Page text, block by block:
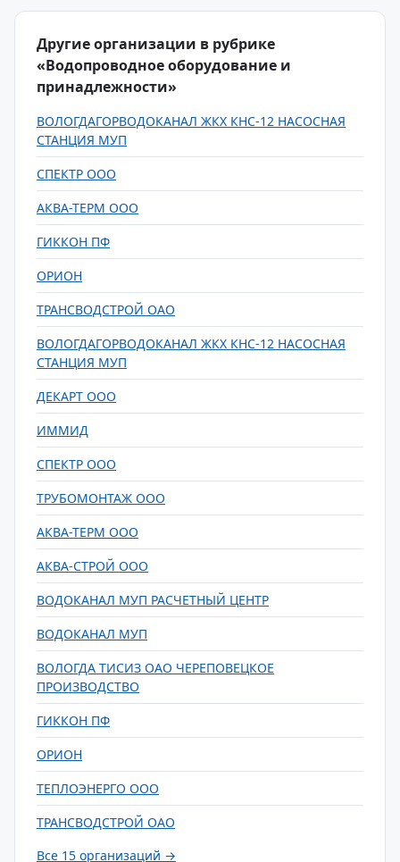
Другие организации в рубрике
«Водопроводное оборудование и
принадлежности»
ВОЛОГДАГОРВОДОКАНАЛ ЖКХ КНС-12 НАСОСНАЯ
СТАНЦИЯ МУП
СПЕКТР ООО
АКВА-ТЕРМ ООО
ГИККОН ПФ
ОРИОН
ТРАНСВОДСТРОЙ ОАО
ВОЛОГДАГОРВОДОКАНАЛ ЖКХ КНС-12 НАСОСНАЯ
СТАНЦИЯ МУП
ДЕКАРТ ООО
ИММИД
СПЕКТР ООО
ТРУБОМОНТАЖ ООО
АКВА-ТЕРМ ООО
АКВА-СТРОЙ ООО
ВОДОКАНАЛ МУП РАСЧЕТНЫЙ ЦЕНТР
ВОДОКАНАЛ МУП
ВОЛОГДА ТИСИЗ ОАО ЧЕРЕПОВЕЦКОЕ
ПРОИЗВОДСТВО
ГИККОН ПФ
ОРИОН
ТЕПЛОЭНЕРГО ООО
ТРАНСВОДСТРОЙ ОАО
Все 15 организаций →